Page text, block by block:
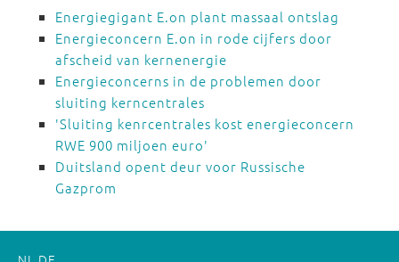
Energiegigant E.on plant massaal ontslag
Energieconcern E.on in rode cijfers door
afscheid van kernenergie
Energieconcerns in de problemen door
sluiting kerncentrales
'Sluiting kenrcentrales kost energieconcern
RWE 900 miljoen euro'
Duitsland opent deur voor Russische
Gazprom